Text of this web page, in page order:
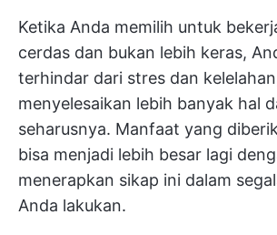
Ketika Anda memilih untuk
cerdas dan bukan lebih keras,
terhindar dari stres dan
menyelesaikan lebih banyak hal
seharusnya. Manfaat yang
bisa menjadi lebih besar lagi
menerapkan sikap ini dalam
Anda lakukan.